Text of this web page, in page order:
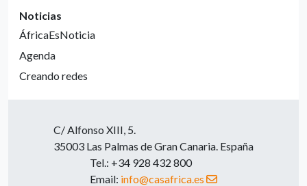
Noticias
ÁfricaEsNoticia
Agenda
Creando redes
C/ Alfonso XIII, 5.
35003 Las Palmas de Gran Canaria. España
Tel.: +34 928 432 800
Email: info@casafrica.es